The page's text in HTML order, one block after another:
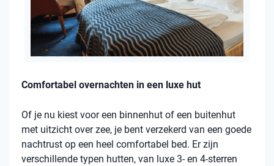
Comfortabel overnachten in een luxe hut
Of je nu kiest voor een binnenhut of een buitenhut
met uitzicht over zee, je bent verzekerd van een goede
nachtrust op een heel comfortabel bed. Er zijn
verschillende typen hutten, van luxe 3- en 4-sterren